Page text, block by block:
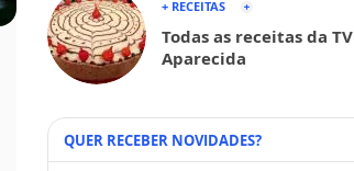
+ RECEITAS
Todas as receitas da TV
Aparecida
QUER RECEBER NOVIDADES?